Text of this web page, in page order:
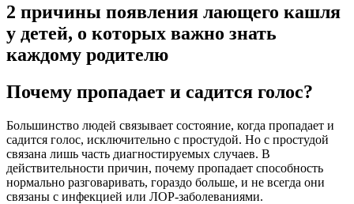
2 причины появления лающего кашля
у детей, о которых важно знать
каждому родителю
Почему пропадает и садится голос?
Большинство людей связывает состояние, когда пропадает и
садится голос, исключительно с простудой. Но с простудой
связана лишь часть диагностируемых случаев. В
действительности причин, почему пропадает способность
нормально разговаривать, гораздо больше, и не всегда они
связаны с инфекцией или ЛОР-заболеваниями.